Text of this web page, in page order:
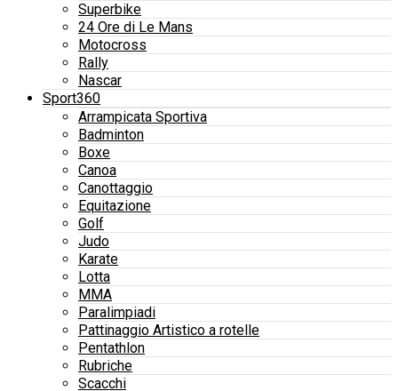
Superbike
24 Ore di Le Mans
Motocross
Rally
Nascar
Sport360
Arrampicata Sportiva
Badminton
Boxe
Canoa
Canottaggio
Equitazione
Golf
Judo
Karate
Lotta
MMA
Paralimpiadi
Pattinaggio Artistico a rotelle
Pentathlon
Rubriche
Scacchi